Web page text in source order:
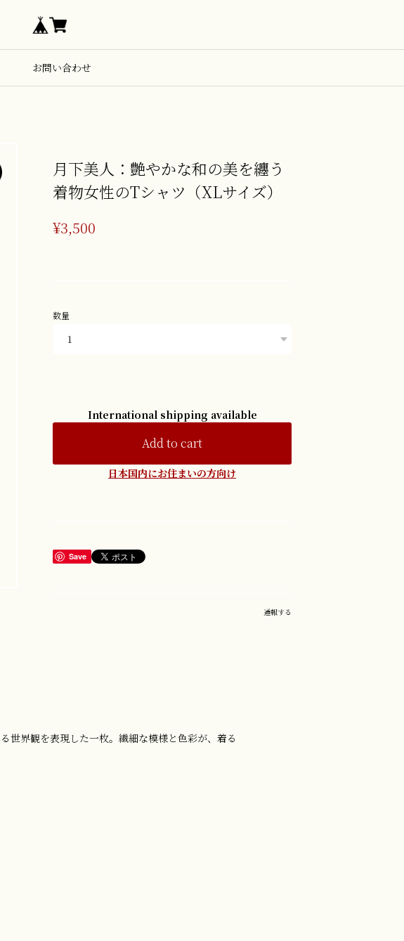
お問い合わせ
月下美人：艶やかな和の美を纏う
着物女性のTシャツ（XLサイズ）
¥3,500
数量
International shipping available
Add to cart
日本国内にお住まいの方向け
Save
通報する
世界観を表現した一枚。繊細な模様と色彩が、着る